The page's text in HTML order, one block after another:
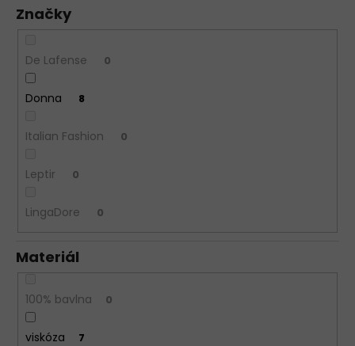
Značky
De Lafense 0
Donna 8
Italian Fashion 0
Leptir 0
LingaDore 0
Materiál
100% bavlna 0
viskóza 7